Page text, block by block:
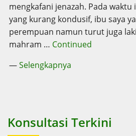
mengkafani jenazah. Pada
yang kurang kondusif, ibu saya
perempuan namun turut juga
mahram … Continued
—Selengkapnya
Konsultasi Terkini